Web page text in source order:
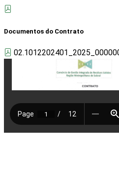
Documentos do Contrato